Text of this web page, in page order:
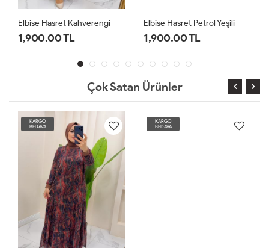
Elbise Hasret Kahverengi
1,900.00 TL
Elbise Hasret Petrol Yeşili
1,900.00 TL
Çok Satan Ürünler
KARGO
BEDAVA
KARGO
BEDAVA